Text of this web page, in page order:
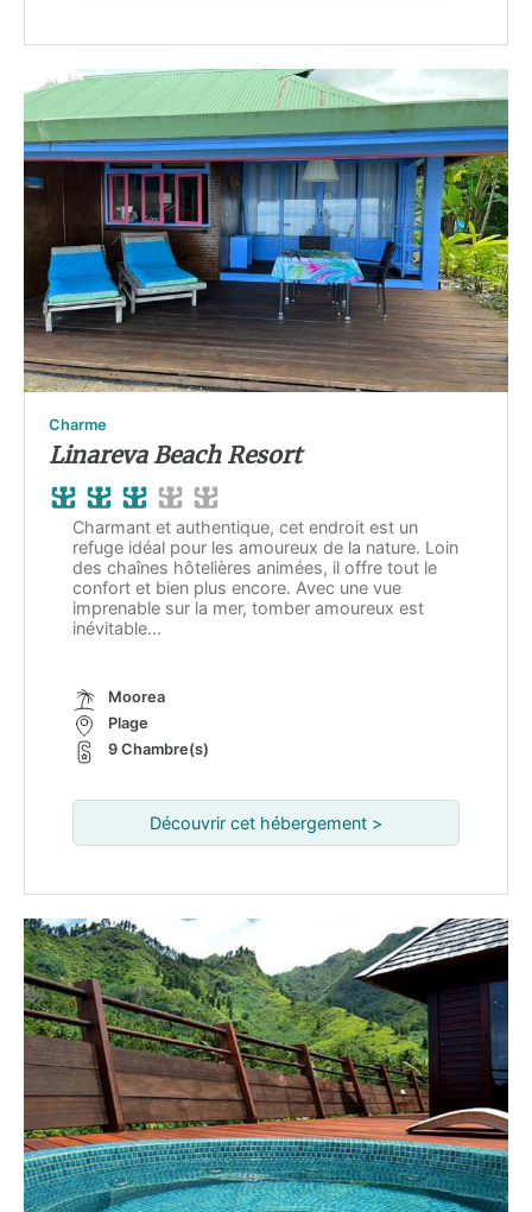
Charme
Linareva Beach Resort
Charmant et authentique, cet endroit est un
refuge idéal pour les amoureux de la nature. Loin
des chaînes hôtelières animées, il offre tout le
confort et bien plus encore. Avec une vue
imprenable sur la mer, tomber amoureux est
inévitable...
Moorea
Plage
9 Chambre(s)
Découvrir cet hébergement >